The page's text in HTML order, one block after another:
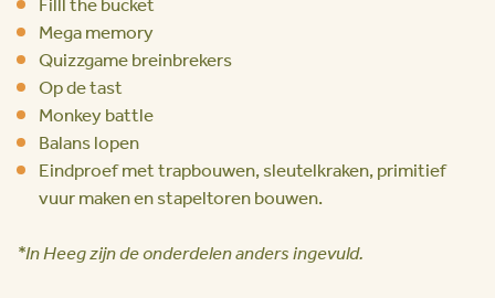
Mega memory
Quizzgame breinbrekers
Op de tast
Monkey battle
Balans lopen
Eindproef met trapbouwen, sleutelkraken, primitief
vuur maken en stapeltoren bouwen.
*In Heeg zijn de onderdelen anders ingevuld.